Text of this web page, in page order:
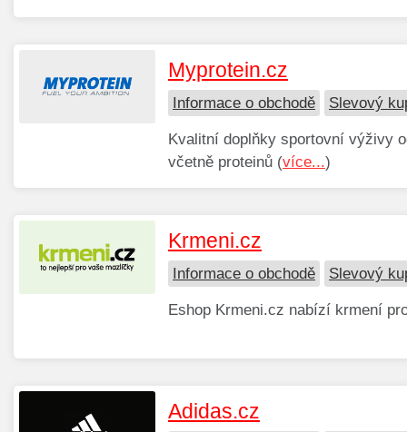
Myprotein.cz
Informace o obchodě Slevový
Kvalitní doplňky sportovní výživy
včetně proteinů (více...)
Krmeni.cz
Informace o obchodě Slevový
Eshop Krmeni.cz nabízí krmení
Adidas.cz